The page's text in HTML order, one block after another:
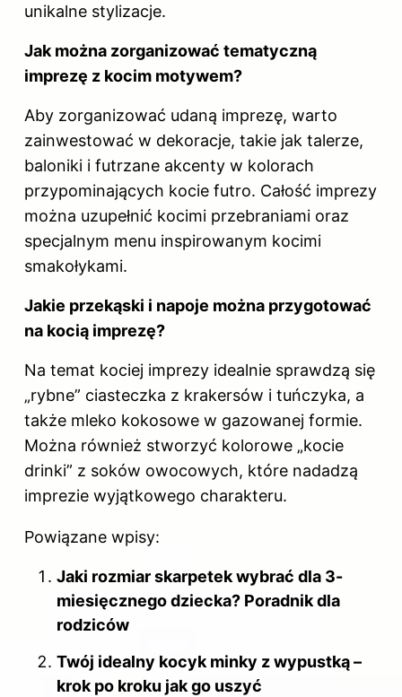
unikalne stylizacje.
Jak można zorganizować tematyczną
imprezę z kocim motywem?
Aby zorganizować udaną imprezę, warto
zainwestować w dekoracje, takie jak talerze,
baloniki i futrzane akcenty w kolorach
przypominających kocie futro. Całość imprezy
można uzupełnić kocimi przebraniami oraz
specjalnym menu inspirowanym kocimi
smakołykami.
Jakie przekąski i napoje można przygotować
na kocią imprezę?
Na temat kociej imprezy idealnie sprawdzą się
„rybne” ciasteczka z krakersów i tuńczyka, a
także mleko kokosowe w gazowanej formie.
Można również stworzyć kolorowe „kocie
drinki” z soków owocowych, które nadadzą
imprezie wyjątkowego charakteru.
Powiązane wpisy:
Jaki rozmiar skarpetek wybrać dla 3-
miesięcznego dziecka? Poradnik dla
rodziców
Twój idealny kocyk minky z wypustką –
krok po kroku jak go uszyć